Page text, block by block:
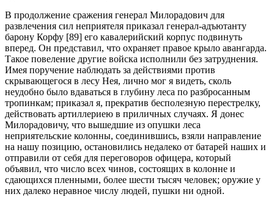
В продолжение сражения генерал Милорадович для
развлечения сил неприятеля приказал генерал-адъютанту
барону Корфу [89] его кавалерийский корпус подвинуть
вперед. Он представил, что охраняет правое крыло авангарда.
Такое повеление другие войска исполнили без затруднения.
Имея поручение наблюдать за действиями против
скрывающегося в лесу Нея, лично мог я видеть, сколь
неудобно было вдаваться в глубину леса по разбросанным
тропинкам; приказал я, прекратив бесполезную перестрелку,
действовать артиллериею в приличных случаях. Я донес
Милорадовичу, что вышедшие из опушки леса
неприятельские колонны, соединившись, взяли направление
на нашу позицию, остановились недалеко от батарей наших и
отправили от себя для переговоров офицера, который
объявил, что число всех чинов, состоящих в колонне и
сдающихся пленными, более шести тысяч человек; оружие у
них далеко неравное числу людей, пушки ни одной.